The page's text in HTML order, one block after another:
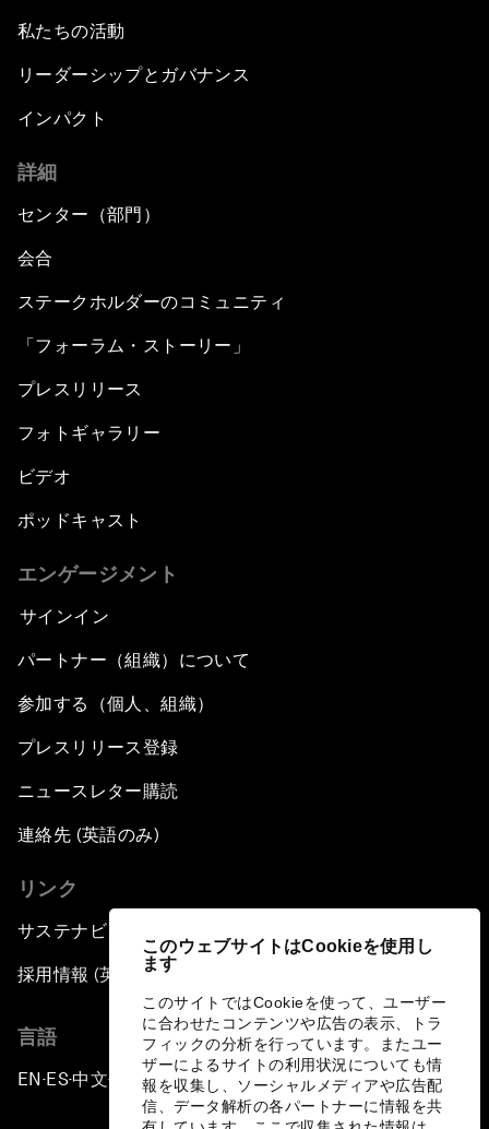
このウェブサイトはCookieを使用し
ます
このサイトではCookieを使って、ユーザー
に合わせたコンテンツや広告の表示、トラ
フィックの分析を行っています。またユー
ザーによるサイトの利用状況についても情
報を収集し、ソーシャルメディアや広告配
信、データ解析の各パートナーに情報を共
私たちの活動
リーダーシップとガバナンス
インパクト
詳細
センター（部門）
会合
ステークホルダーのコミュニティ
「フォーラム・ストーリー」
プレスリリース
フォトギャラリー
ビデオ
ポッドキャスト
エンゲージメント
サインイン
パートナー（組織）について
参加する（個人、組織）
プレスリリース登録
ニュースレター購読
連絡先 (英語のみ)
リンク
サステナビリティへの取り組み
採用情報 (英語のみ)
言語
EN ▪ ES▪中文▪ 日本語